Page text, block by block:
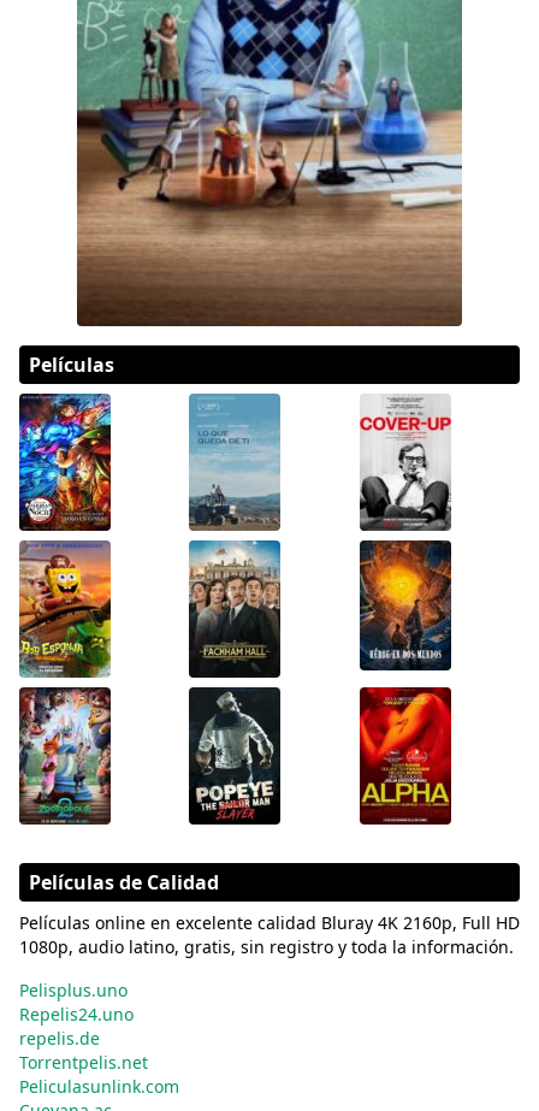
Películas
Películas de Calidad
Películas online en excelente calidad Bluray 4K 2160p, Full HD
1080p, audio latino, gratis, sin registro y toda la información.
Pelisplus.uno
Repelis24.uno
repelis.de
Torrentpelis.net
Peliculasunlink.com